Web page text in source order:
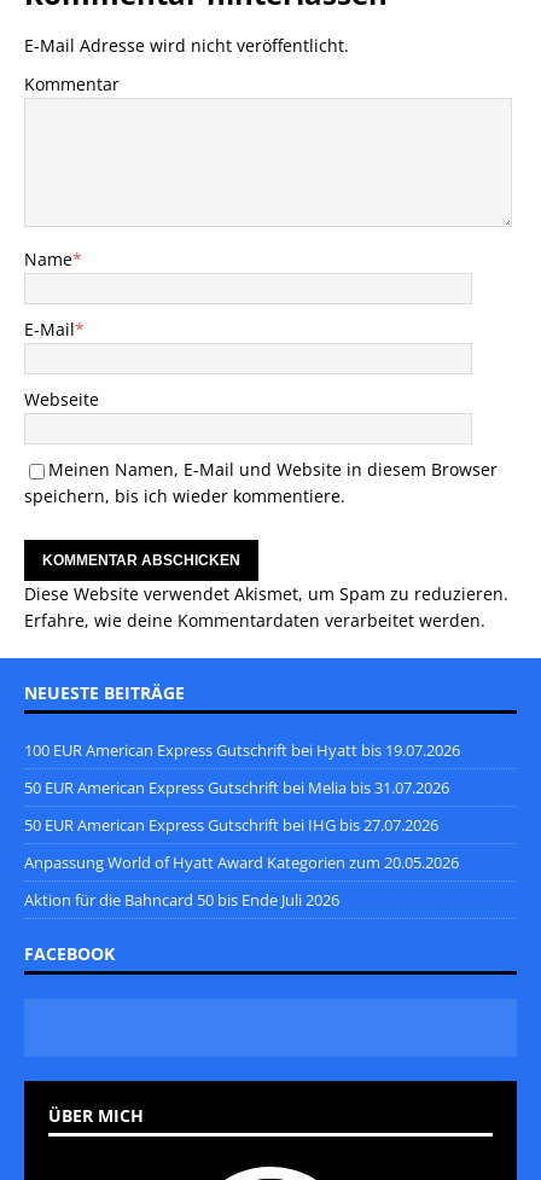
E-Mail Adresse wird nicht veröffentlicht.
Kommentar
Name*
E-Mail*
Webseite
Meinen Namen, E-Mail und Website in diesem Browser
speichern, bis ich wieder kommentiere.
Diese Website verwendet Akismet, um Spam zu reduzieren.
Erfahre, wie deine Kommentardaten verarbeitet werden.
NEUESTE BEITRÄGE
100 EUR American Express Gutschrift bei Hyatt bis 19.07.2026
50 EUR American Express Gutschrift bei Melia bis 31.07.2026
50 EUR American Express Gutschrift bei IHG bis 27.07.2026
Anpassung World of Hyatt Award Kategorien zum 20.05.2026
Aktion für die Bahncard 50 bis Ende Juli 2026
FACEBOOK
ÜBER MICH